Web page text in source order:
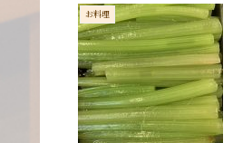
お料理